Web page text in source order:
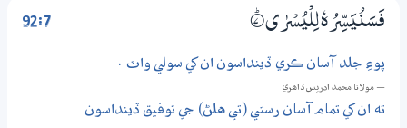
92:7 فَسَنُيَسِّرُهٗ لِلْيُسْرٰى 7‏۝ۭ
پوءِ جلد آسان ڪري ڏينداسون ان کي سولي واٽ .
— مولانا محمد ادريس ڏاھري
ته ان کي تمام آسان رستي (تي هلڻ) جي توفيق ڏينداسون